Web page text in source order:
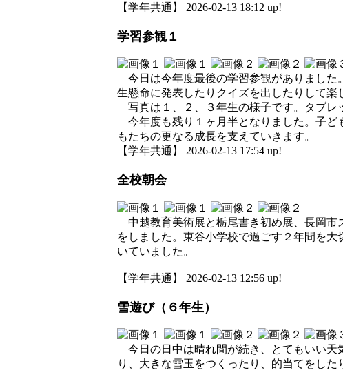
【学年共通】 2026-02-13 18:12 up!
学習参観１
今日は今年度最後の学習参観がありました
生懸命に発表したりクイズを出したりして楽
写真は１、２、３年生の様子です。タブ
今年度も残り１ヶ月半となりました。子ど
もたちの更なる成長を支えていきます。
【学年共通】 2026-02-13 17:54 up!
全校朝会
中越教育美術展と栃尾書き初め展、長岡市
をしました。東谷小学校で過ごす２年間を
いていました。
【学年共通】 2026-02-13 12:56 up!
雪遊び（６年生）
今日の日中は晴れ間が続き、とてもいい天
り、大きな雪玉をつくったり、的当てをした